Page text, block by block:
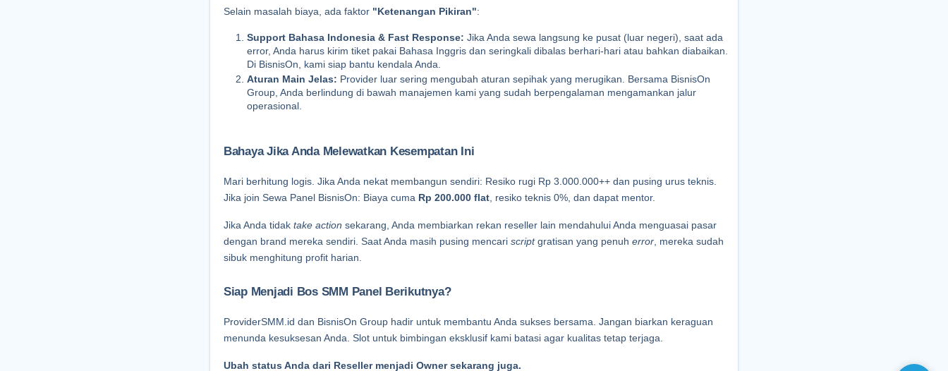
Selain masalah biaya, ada faktor "Ketenangan Pikiran":
Support Bahasa Indonesia & Fast Response: Jika Anda sewa langsung ke pusat (luar negeri), saat ada
error, Anda harus kirim tiket pakai Bahasa Inggris dan seringkali dibalas berhari-hari atau bahkan diabaikan.
Di BisnisOn, kami siap bantu kendala Anda.
Aturan Main Jelas: Provider luar sering mengubah aturan sepihak yang merugikan. Bersama BisnisOn
Group, Anda berlindung di bawah manajemen kami yang sudah berpengalaman mengamankan jalur
operasional.
Bahaya Jika Anda Melewatkan Kesempatan Ini
Mari berhitung logis. Jika Anda nekat membangun sendiri: Resiko rugi Rp 3.000.000++ dan pusing urus teknis.
Jika join Sewa Panel BisnisOn: Biaya cuma Rp 200.000 flat, resiko teknis 0%, dan dapat mentor.
Jika Anda tidak take action sekarang, Anda membiarkan rekan reseller lain mendahului Anda menguasai pasar
dengan brand mereka sendiri. Saat Anda masih pusing mencari script gratisan yang penuh error, mereka sudah
sibuk menghitung profit harian.
Siap Menjadi Bos SMM Panel Berikutnya?
ProviderSMM.id dan BisnisOn Group hadir untuk membantu Anda sukses bersama. Jangan biarkan keraguan
menunda kesuksesan Anda. Slot untuk bimbingan eksklusif kami batasi agar kualitas tetap terjaga.
Ubah status Anda dari Reseller menjadi Owner sekarang juga.